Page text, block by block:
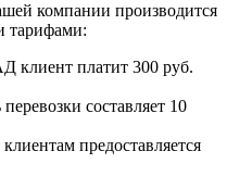
компании производится
тарифами:
клиент платит 300 руб.
составляет 10
предоставляется